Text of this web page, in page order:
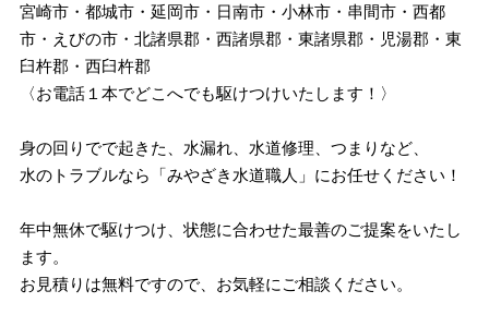
宮崎市・都城市・延岡市・日南市・小林市・串間市・西都
市・えびの市・北諸県郡・西諸県郡・東諸県郡・児湯郡・東
臼杵郡・西臼杵郡
〈お電話１本でどこへでも駆けつけいたします！〉
身の回りでで起きた、水漏れ、水道修理、つまりなど、
水のトラブルなら「みやざき水道職人」にお任せください！
年中無休で駆けつけ、状態に合わせた最善のご提案をいたし
ます。
お見積りは無料ですので、お気軽にご相談ください。